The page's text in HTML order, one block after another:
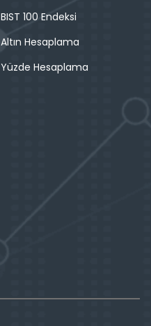
BIST 100 Endeksi
Altın Hesaplama
Yüzde Hesaplama